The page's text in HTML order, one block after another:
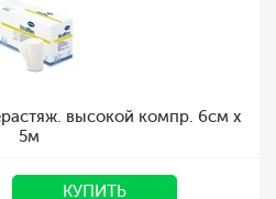
высокой компр. 6см х
5м
КУПИТЬ